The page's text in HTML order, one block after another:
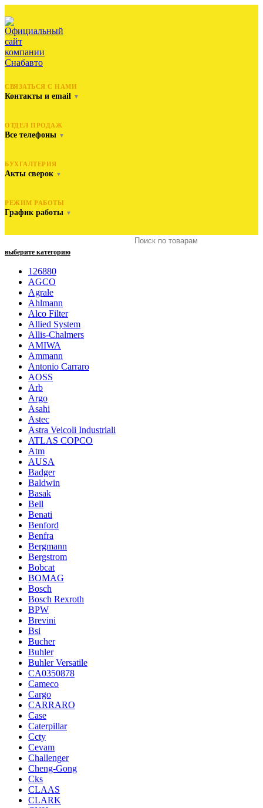
СВЯЗАТЬСЯ С НАМИ
Контакты и email ▼
ОТДЕЛ ПРОДАЖ
Все телефоны ▼
БУХГАЛТЕРИЯ
Акты сверок ▼
РЕЖИМ РАБОТЫ
График работы ▼
выберите категорию
126880
AGCO
Agrale
Ahlmann
Alco Filter
Allied System
Allis-Chalmers
AMIWA
Ammann
Antonio Carraro
AOSS
Arb
Argo
Asahi
Astec
Astra Veicoli Industriali
ATLAS COPCO
Atm
AUSA
Badger
Baldwin
Basak
Bell
Benati
Benford
Benfra
Bergmann
Bergstrom
Bobcat
BOMAG
Bosch
Bosch Rexroth
BPW
Brevini
Bsi
Bucher
Buhler
Buhler Versatile
CA0350878
Cameco
Cargo
CARRARO
Case
Caterpillar
Ccty
Cevam
Challenger
Cheng-Gong
Cks
CLAAS
CLARK